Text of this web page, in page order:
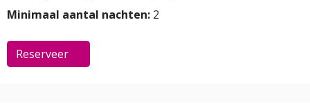
Minimaal aantal nachten: 2
Reserveer